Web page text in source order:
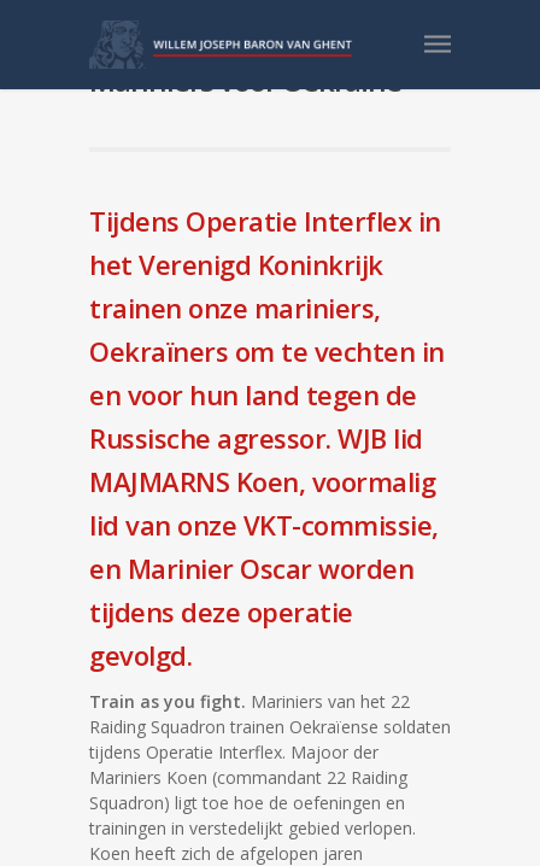
Dit doet ons Korps
Mariniers voor Oekraïne
Tijdens Operatie Interflex in
het Verenigd Koninkrijk
trainen onze mariniers,
Oekraïners om te vechten in
en voor hun land tegen de
Russische agressor. WJB lid
MAJMARNS Koen, voormalig
lid van onze VKT-commissie,
en Marinier Oscar worden
tijdens deze operatie
gevolgd.
Train as you fight. Mariniers van het 22
Raiding Squadron trainen Oekraïense soldaten
tijdens Operatie Interflex. Majoor der
Mariniers Koen (commandant 22 Raiding
Squadron) ligt toe hoe de oefeningen en
trainingen in verstedelijkt gebied verlopen.
Koen heeft zich de afgelopen jaren